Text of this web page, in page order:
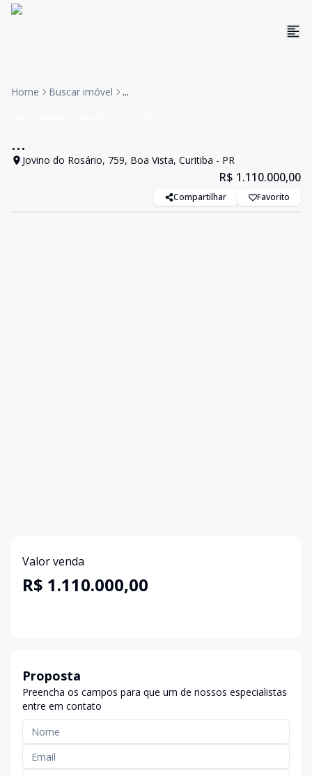
Home Buscar imóvel ...
...
Jovino do Rosário, 759, Boa Vista, Curitiba - PR
R$ 1.110.000,00
Compartilhar Favorito
Valor venda
R$ 1.110.000,00
Proposta
Preencha os campos para que um de nossos especialistas
entre em contato